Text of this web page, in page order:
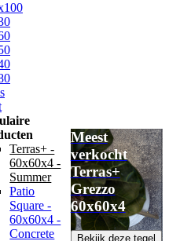
Terras+ -
60x60x4 -
Summer
Patio
Square -
60x60x4 -
Concrete
Meest
verkocht
Terras+
Grezzo
60x60x4
Bekijk deze tegel